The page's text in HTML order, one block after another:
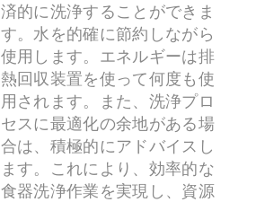
済的に洗浄することができま
す。水を的確に節約しながら
使用します。エネルギーは排
熱回収装置を使って何度も使
用されます。また、洗浄プロ
セスに最適化の余地がある場
合は、積極的にアドバイスし
ます。これにより、効率的な
食器洗浄作業を実現し、資源